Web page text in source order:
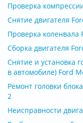
Проверка
Снятие двигателя
Проверка коленвала
Сборка двигателя
Снятие и установка
в автомобиле) Ford
Ремонт головки
2
Неисправности